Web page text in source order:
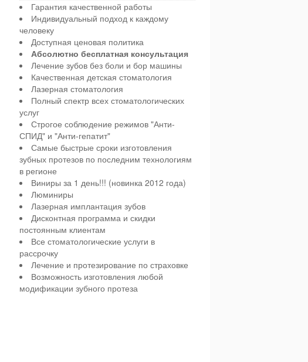
Гарантия качественной работы
Индивидуальный подход к каждому
человеку
Доступная ценовая политика
Абсолютно бесплатная консультация
Лечение зубов без боли и бор машины
Качественная детская стоматология
Лазерная стоматология
Полный спектр всех стоматологических
услуг
Строгое соблюдение режимов "Анти-
СПИД" и "Анти-гепатит"
Самые быстрые сроки изготовления
зубных протезов по последним технологиям
в регионе
Виниры за 1 день!!! (новинка 2012 года)
Люминиры
Лазерная имплантация зубов
Дисконтная программа и скидки
постоянным клиентам
Все стоматологические услуги в
рассрочку
Лечение и протезирование по страховке
Возможность изготовления любой
модификации зубного протеза